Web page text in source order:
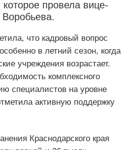
провела вице-
Воробьева.
что кадровый вопрос
в летний сезон, когда
учреждения возрастает.
комплексного
специалистов на уровне
активную поддержку
Краснодарского края